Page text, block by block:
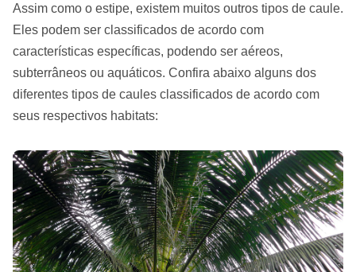
Assim como o estipe, existem muitos outros tipos de caule.
Eles podem ser classificados de acordo com
características específicas, podendo ser aéreos,
subterrâneos ou aquáticos. Confira abaixo alguns dos
diferentes tipos de caules classificados de acordo com
seus respectivos habitats: